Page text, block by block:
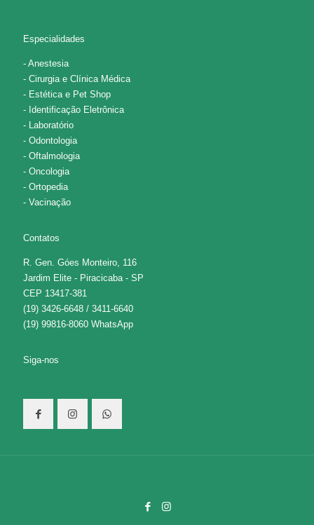
Especialidades
- Anestesia
- Cirurgia e Clínica Médica
- Estética e Pet Shop
- Identificação Eletrônica
- Laboratório
- Odontologia
- Oftalmologia
- Oncologia
- Ortopedia
- Vacinação
Contatos
R. Gen. Góes Monteiro, 116
Jardim Elite - Piracicaba - SP
CEP 13417-381
(19) 3426-6648 / 3411-6640
(19) 99816-8060 WhatsApp
Siga-nos